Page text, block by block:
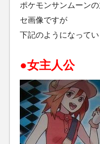
ポケモンサンムーン
セ画像ですが
下記のようになってい
●女主人公